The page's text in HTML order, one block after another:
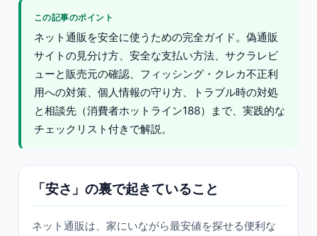
この記事のポイント
ネット通販を安全に使うための完全ガイド。偽通販
サイトの見分け方、安全な支払い方法、サクラレビ
ューと販売元の確認、フィッシング・クレカ不正利
用への対策、個人情報の守り方、トラブル時の対処
と相談先（消費者ホットライン188）まで、実践的な
チェックリスト付きで解説。
「安さ」の裏で起きていること
ネット通販は、家にいながら最安値を探せる便利な